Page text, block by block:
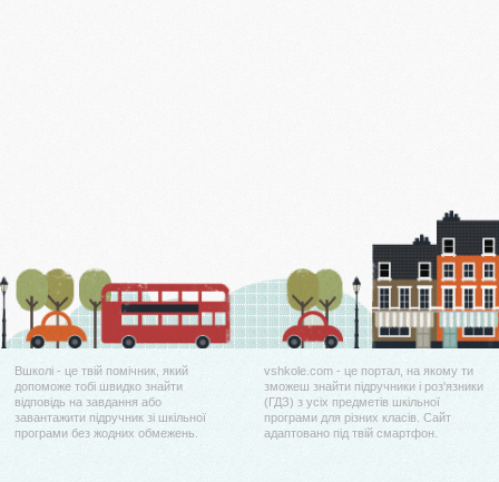
Вшколі - це твій помічник, який
допоможе тобі швидко знайти
відповідь на завдання або
завантажити підручник зі шкільної
програми без жодних обмежень.
vshkole.com - це портал, на якому ти
зможеш знайти підручники і роз'язники
(ГДЗ) з усіх предметів шкільної
програми для різних класів. Сайт
адаптовано під твій смартфон.